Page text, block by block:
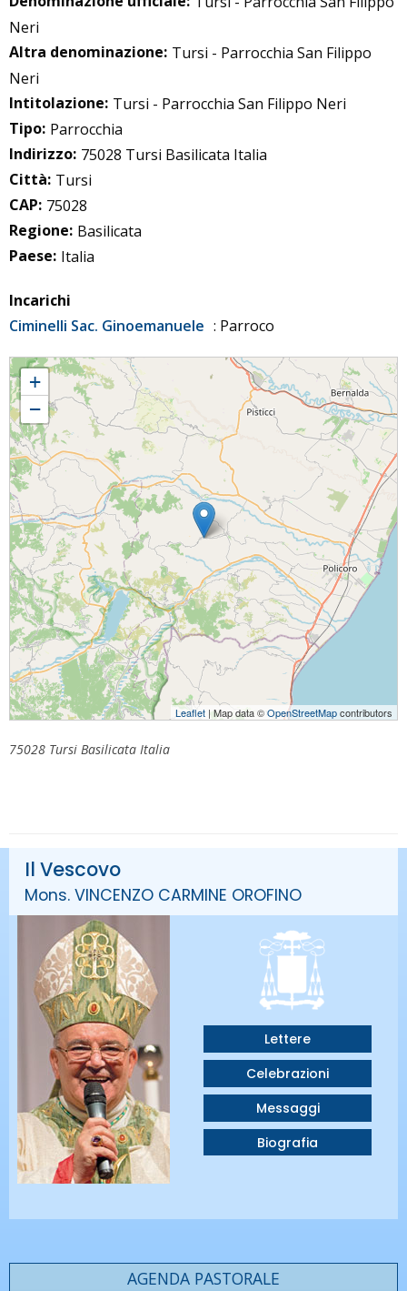
Neri
Altra denominazione: Tursi - Parrocchia San Filippo
Neri
Intitolazione: Tursi - Parrocchia San Filippo Neri
Tipo: Parrocchia
Indirizzo: 75028 Tursi Basilicata Italia
Città: Tursi
CAP: 75028
Regione: Basilicata
Paese: Italia
Incarichi
Ciminelli Sac. Ginoemanuele : Parroco
Tursi - Parrocchia San Filippo Neri
+
−
Leaflet | Map data ©OpenStreetMapcontributors
75028 Tursi Basilicata Italia
Il Vescovo
Mons. VINCENZO CARMINE OROFINO
Lettere
Celebrazioni
Messaggi
Biografia
AGENDA PASTORALE